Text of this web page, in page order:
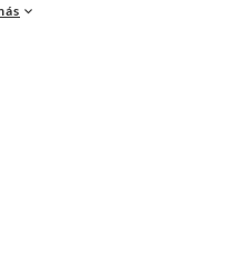
un espacio más tú.
estamos aquí para hacer
lo que tenemos para ofrecerte en
Vial en Sodimac
para tus proyectos y
todo lo que tenemos para
Seguridad Vial en Sodimac.
de renovación y decoración.